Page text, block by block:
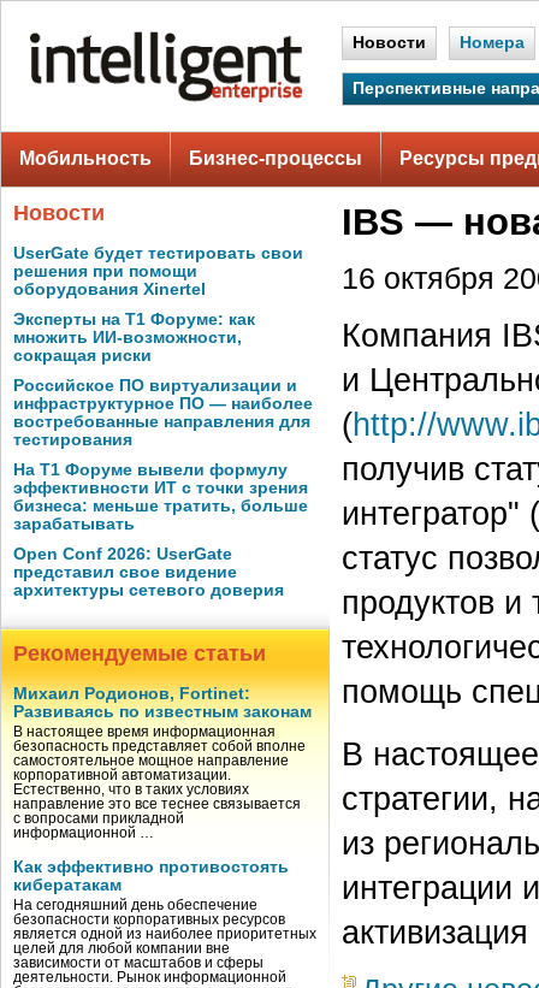
Новости Номера
Перспективные
Мобильность Бизнес-процессы Ресурсы
Новости
UserGate будет тестировать свои
решения при помощи
оборудования Xinertel
Эксперты на Т1 Форуме: как
множить ИИ-возможности,
сокращая риски
Российское ПО виртуализации и
инфраструктурное ПО — наиболее
востребованные направления для
тестирования
На Т1 Форуме вывели формулу
эффективности ИТ с точки зрения
бизнеса: меньше тратить, больше
зарабатывать
Open Conf 2026: UserGate
представил свое видение
архитектуры сетевого доверия
Рекомендуемые статьи
Михаил Родионов, Fortinet:
Развиваясь по известным законам
В настоящее время информационная
безопасность представляет собой вполне
самостоятельное мощное направление
корпоративной автоматизации.
Естественно, что в таких условиях
направление это все теснее связывается
с вопросами прикладной
информационной …
Как эффективно противостоять
кибератакам
На сегодняшний день обеспечение
безопасности корпоративных ресурсов
является одной из наиболее приоритетных
целей для любой компании вне
зависимости от масштабов и сферы
деятельности. Рынок информационной
IBS —
16 октября
Компания
и
(http://
получив
статус
продуктов и
помощь
В
стратегии,
из
интеграции